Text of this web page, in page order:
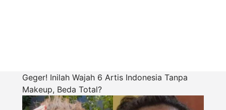
Geger! Inilah Wajah 6 Artis Indonesia Tanpa
Makeup, Beda Total?